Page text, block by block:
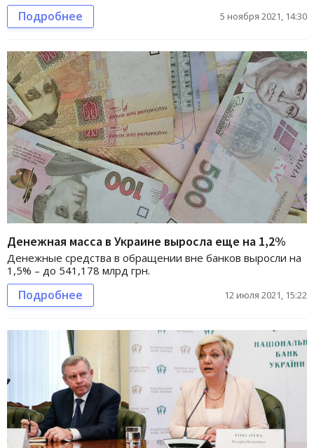
Подробнее 5 ноября 2021, 14:30
Денежная масса в Украине выросла еще на 1,2%
Денежные средства в обращении вне банков выросли на
1,5% – до 541,178 млрд грн.
Подробнее 12 июля 2021, 15:22